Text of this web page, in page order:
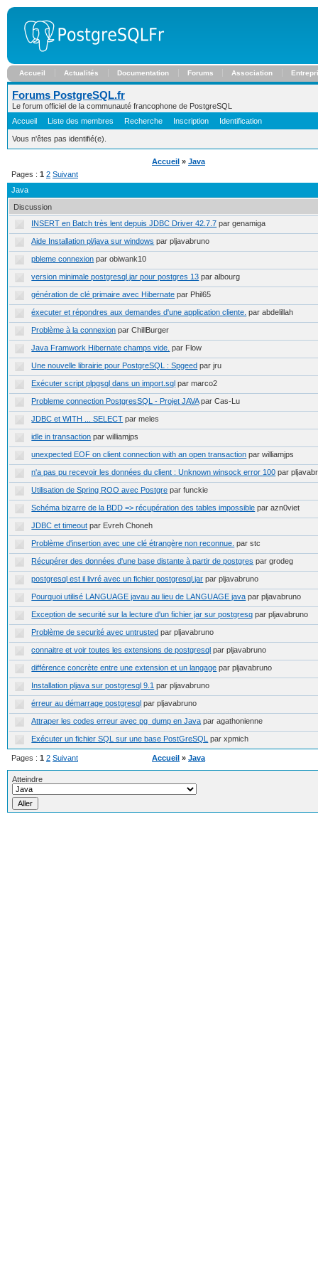
Accueil Actualités Documentation Forums Association
Forums PostgreSQL.fr
Le forum officiel de la communauté francophone de PostgreSQL
Accueil
Liste des membres Recherche Inscription Identification
Vous n'êtes pas identifié(e).
Accueil » Java
Pages : 1 2 Suivant
Java
Discussion
INSERT en Batch très lent depuis JDBC Driver 42.7.7 par genamiga
Aide Installation pl/java sur windows par pljavabruno
pbleme connexion par obiwank10
version minimale postgresql.jar pour postgres 13 par albourg
génération de clé primaire avec Hibernate par Phil65
éxecuter et répondres aux demandes d'une application cliente. par abdelillah
Problème à la connexion par ChillBurger
Java Framwork Hibernate champs vide. par Flow
Une nouvelle librairie pour PostgreSQL : Spgeed par jru
Exécuter script plpgsql dans un import.sql par marco2
Probleme connection PostgresSQL - Projet JAVA par Cas-Lu
JDBC et WITH ... SELECT par meles
idle in transaction par williamjps
unexpected EOF on client connection with an open transaction par williamjps
n'a pas pu recevoir les données du client : Unknown winsock error 100 par
Utilisation de Spring ROO avec Postgre par funckie
Schéma bizarre de la BDD => récupération des tables impossible par azn0viet
JDBC et timeout par Evreh Choneh
Problème d'insertion avec une clé étrangère non reconnue. par stc
Récupérer des données d'une base distante à partir de postgres par grodeg
postgresql est il livré avec un fichier postgresql.jar par pljavabruno
Pourquoi utilisé LANGUAGE javau au lieu de LANGUAGE java par pljavabruno
Exception de securité sur la lecture d'un fichier jar sur postgresq par pljavabruno
Problème de securité avec untrusted par pljavabruno
connaitre et voir toutes les extensions de postgresql par pljavabruno
différence concrète entre une extension et un langage par pljavabruno
Installation pljava sur postgresql 9.1 par pljavabruno
érreur au démarrage postgresql par pljavabruno
Attraper les codes erreur avec pg_dump en Java par agathonienne
Exécuter un fichier SQL sur une base PostGreSQL par xpmich
Pages : 1 2 Suivant Accueil » Java
Atteindre